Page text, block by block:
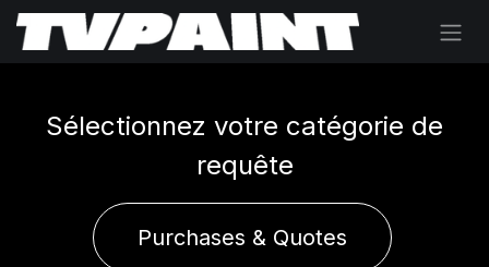
Se rendre au contenu
Sélectionnez votre catégorie de
requête
Purchases & Quotes